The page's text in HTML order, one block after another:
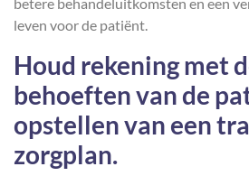
leven voor de patiënt.
Houd rekening met
behoeften van de
opstellen van een
zorgplan.